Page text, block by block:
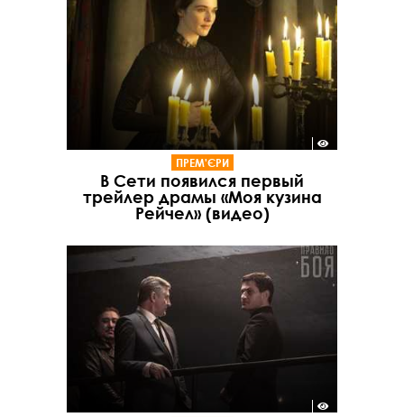
ПРЕМ'ЄРИ
В Сети появился первый
трейлер драмы «Моя кузина
Рейчел» (видео)